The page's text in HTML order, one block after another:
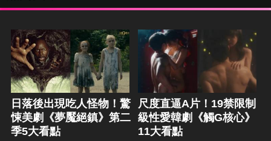
日落後出現吃人怪物！驚
悚美劇《夢魘絕鎮》第二
季5大看點
尺度直逼A片！19禁限制
級性愛韓劇《觸G核心》
11大看點